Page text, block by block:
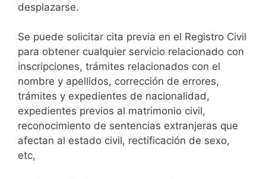
desplazarse.​
Se puede solicitar cita previa en el Registro Civil
para obtener cualquier servicio relacionado con
inscripciones, trámites relacionados con el
nombre y apellidos, corrección de errores,
trámites y expedientes de nacionalidad,
expedientes previos al matrimonio civil,
reconocimiento de sentencias extranjeras que
afectan al estado civil, rectificación de sexo,
etc,